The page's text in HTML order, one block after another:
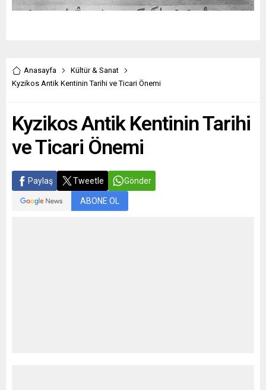
Anasayfa
Kültür & Sanat
Kyzikos Antik Kentinin Tarihi ve Ticari Önemi
Kyzikos Antik Kentinin Tarihi
ve Ticari Önemi
Paylaş Tweetle Gönder
ABONE OL